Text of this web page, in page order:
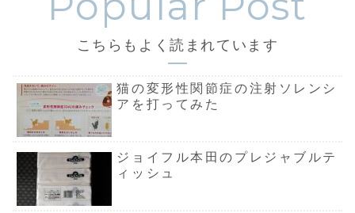
こちらもよく読まれています
猫の変形性関節症の注射ソレンシ
アを打ってみた
ジョイフル本田のプレジャブルテ
ィッシュ